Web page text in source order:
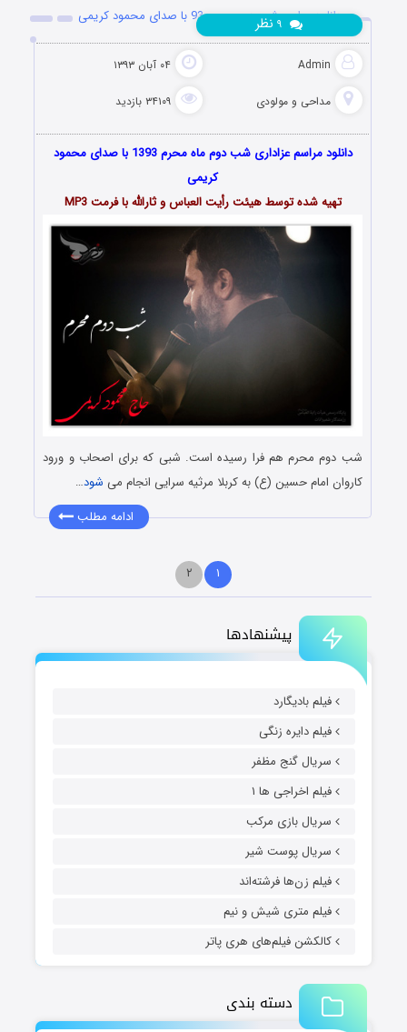
پیشنهادها
فیلم بادیگارد
فیلم دایره زنگی
سریال گنج مظفر
فیلم اخراجی ها ۱
سریال بازی مرکب
سریال پوست شیر
فیلم زن‌ها فرشته‌اند
فیلم متری شیش و نیم
کالکشن فیلم‌های هری پاتر
دسته بندی
دانلود مراسم شب دوم محرم 93 با صدای محمود کریمی
Admin ۰۴ آبان ۱۳۹۳
مداحی و مولودی ۳۴۱۰۹ بازدید
نظر
دانلود مراسم عزاداری شب دوم ماه محرم 1393 با صدای محمود
کریمی
تهیه شده توسط هیئت رأیت العباس و ثارالله با فرمت MP3
شب دوم محرم هم فرا رسیده است. شبی که برای اصحاب و ورود
کاروان امام حسین (ع) به کربلا مرثیه سرایی انجام می شود…
ادامه مطلب
۱ ۲